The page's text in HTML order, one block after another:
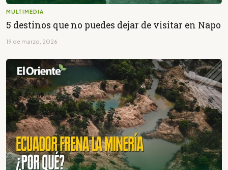
MULTIMEDIA
5 destinos que no puedes dejar de visitar en Napo
19 de marzo, 2026